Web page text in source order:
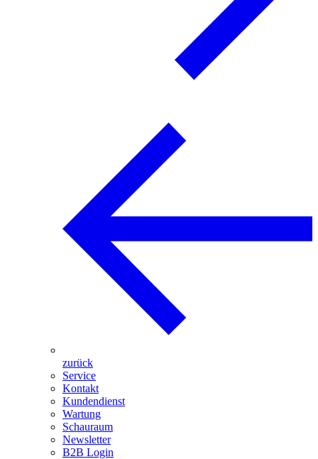
zurück
Service
Kontakt
Kundendienst
Wartung
Schauraum
Newsletter
B2B Login